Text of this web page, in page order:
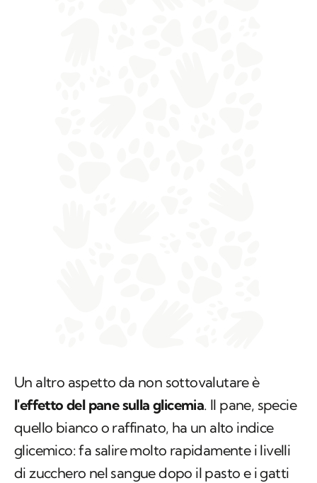
Un altro aspetto da non sottovalutare è
l'effetto del pane sulla glicemia. Il pane, specie
quello bianco o raffinato, ha un alto indice
glicemico: fa salire molto rapidamente i livelli
di zucchero nel sangue dopo il pasto e i gatti